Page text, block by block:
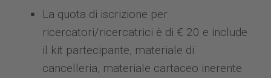
La quota di iscrizione per
ricercatori/ricercatrici è di € 20 e include
il kit partecipante, materiale di
cancelleria, materiale cartaceo inerente